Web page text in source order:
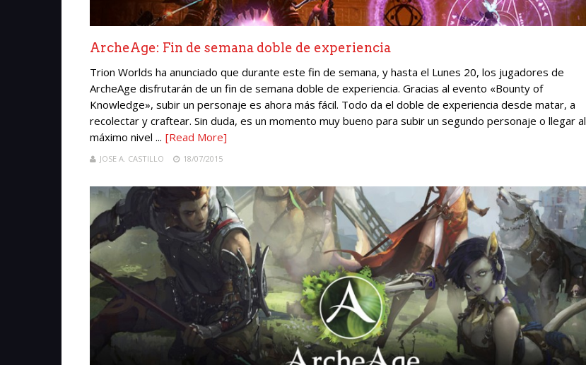
ArcheAge: Fin de semana doble de experiencia
Trion Worlds ha anunciado que durante este fin de semana, y hasta el Lunes 20, los jugadores de
ArcheAge disfrutarán de un fin de semana doble de experiencia. Gracias al evento «Bounty of
Knowledge», subir un personaje es ahora más fácil. Todo da el doble de experiencia desde matar, a
recolectar y craftear. Sin duda, es un momento muy bueno para subir un segundo personaje o llegar al
máximo nivel ... [Read More]
JOSE A. CASTILLO 18/07/2015